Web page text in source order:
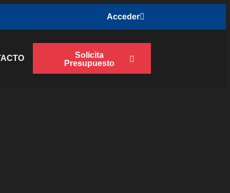
Acceder
Solicita
Presupuesto